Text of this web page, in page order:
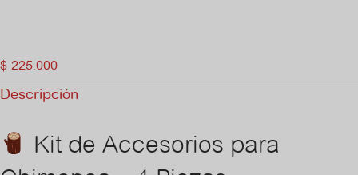
$ 225.000
Descripción
Kit de Accesorios para